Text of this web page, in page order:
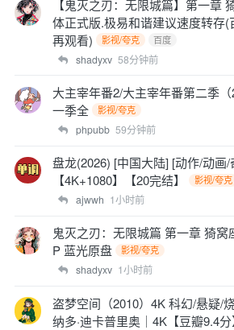
【鬼灭之刃：无限城篇】第一章
体正式版.极易和谐建议速度转存
再观看)
影视/夸克 百度
shadyxv 58分钟前
大主宰年番2/大主宰年番第二季
一季全
影视/夸克
phpubb 59分钟前
盘龙(2026) [中国大陆] [动作/动画
【4K+1080】【20完结】
影视/夸克
ajwwh 1小时前
鬼灭之刃：无限城篇 第一章 猗窝
P 蓝光原盘
影视/夸克
shadyxv 1小时前
盗梦空间（2010）4K 科幻/悬疑/
纳多·迪卡普里奥｜4K【豆瓣9.4分